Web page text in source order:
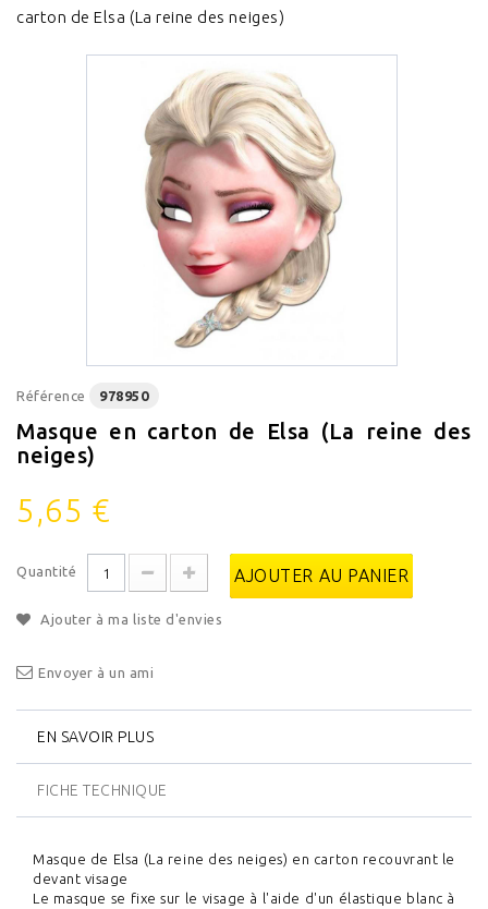
carton de Elsa (La reine des neiges)
Référence 978950
Masque en carton de Elsa (La reine des
neiges)
5,65 €
Quantité AJOUTER AU PANIER
Ajouter à ma liste d'envies
Envoyer à un ami
EN SAVOIR PLUS
FICHE TECHNIQUE
Masque de Elsa (La reine des neiges) en carton recouvrant le
devant visage
Le masque se fixe sur le visage à l'aide d'un élastique blanc à